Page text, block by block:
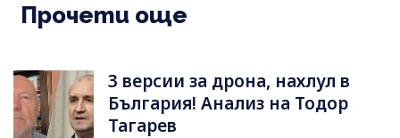
Прочети още
3 версии за дрона, нахлул в
България! Анализ на Тодор
Тагарев